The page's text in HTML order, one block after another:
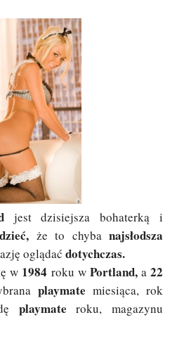
jest dzisiejsza bohaterką i
że to chyba najsłodsza
oglądać dotychczas.
w 1984 roku w Portland,a22
playmate miesiąca, rok
playmate roku, magazynu